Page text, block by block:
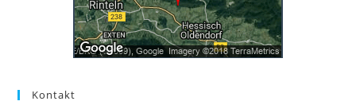
Kontakt